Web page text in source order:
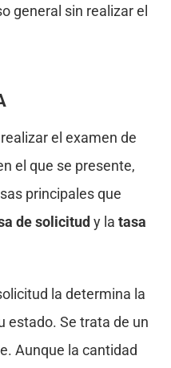
general sin realizar el
el examen de
el que se presente,
principales que
de solicitud y la tasa
la determina la
estado. Se trata de un
Aunque la cantidad